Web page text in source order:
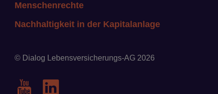
Menschenrechte
Nachhaltigkeit in der Kapitalanlage
© Dialog Lebensversicherungs-AG 2026